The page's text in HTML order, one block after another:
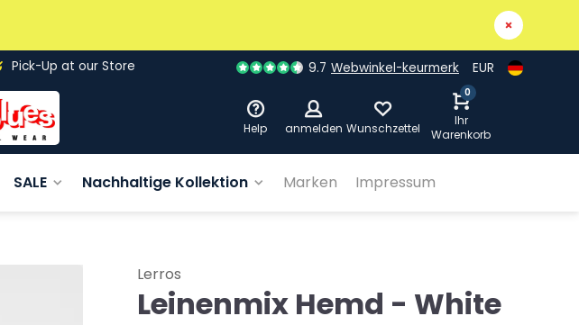
Pick-Up at our Store 9.7 Webwinkel-keurmerk EUR
Help anmelden Wunschzettel
0
Ihr
Warenkorb
SALE Nachhaltige Kollektion Marken Impressum
Lerros
Leinenmix Hemd - White